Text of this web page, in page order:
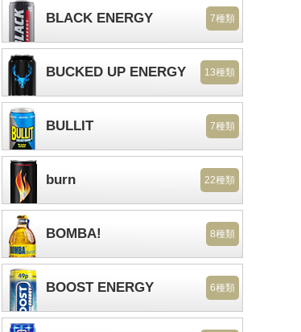
BLACK ENERGY 7種類
BUCKED UP ENERGY 13種類
BULLIT 7種類
burn 22種類
BOMBA! 8種類
BOOST ENERGY 6種類